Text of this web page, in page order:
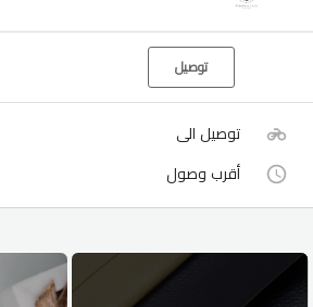
توصيل
توصيل الى
أقرب وصول